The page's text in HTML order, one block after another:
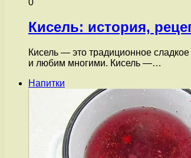
Кисель: история,
Кисель — это традиционное
и любим многими. Кисель —…
Напитки